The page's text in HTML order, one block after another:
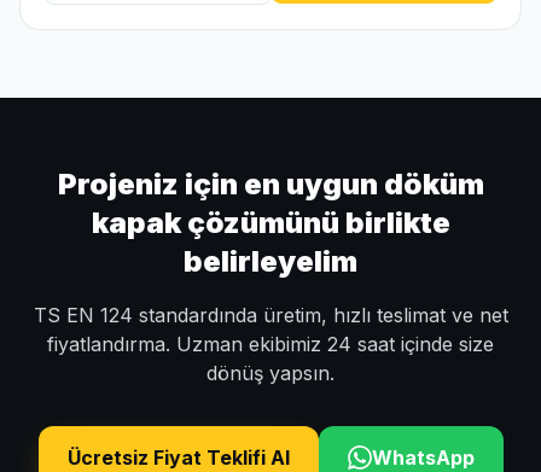
Projeniz için en uygun döküm
kapak çözümünü birlikte
belirleyelim
TS EN 124 standardında üretim, hızlı teslimat ve net
fiyatlandırma. Uzman ekibimiz 24 saat içinde size
dönüş yapsın.
Ücretsiz Fiyat Teklifi Al WhatsApp